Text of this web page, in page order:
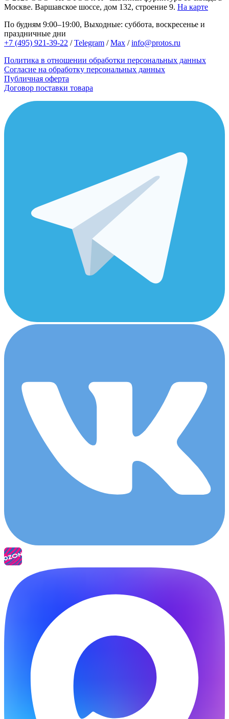
Москве. Варшавское шоссе, дом 132, строение 9. На карте
По будням 9:00–19:00, Выходные: суббота, воскресенье и
праздничные дни
+7 (495) 921-39-22 /Telegram /Max /info@protos.ru
Политика в отношении обработки персональных данных
Согласие на обработку персональных данных
Публичная оферта
Договор поставки товара